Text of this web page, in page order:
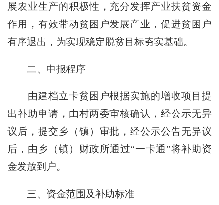
展农业生产的积极性，充分发挥产业扶贫资金
作用，有效带动贫困户发展产业，促进贫困户
有序退出，为实现稳定脱贫目标夯实基础。
二、申报程序
由建档立卡贫困户根据实施的增收项目提
出补助申请，由村两委审核确认，经公示无异
议后，提交乡（镇）审批，经公示公告无异议
后，由乡（镇）财政所通过“一卡通”将补助资
金发放到户。
三、资金范围及补助标准